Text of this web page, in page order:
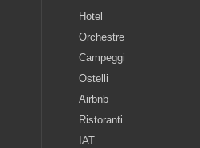
Hotel
Orchestre
Campeggi
Ostelli
Airbnb
Ristoranti
IAT